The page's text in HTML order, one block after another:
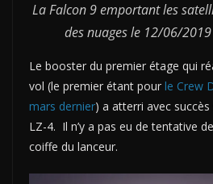
La Falcon 9 emportant les
des nuages le 12/06/2019
Le booster du premier étage qui
vol (le premier étant pour le Crew
mars dernier) a atterri avec
LZ-4. Il n’y a pas eu de tentative
coiffe du lanceur.